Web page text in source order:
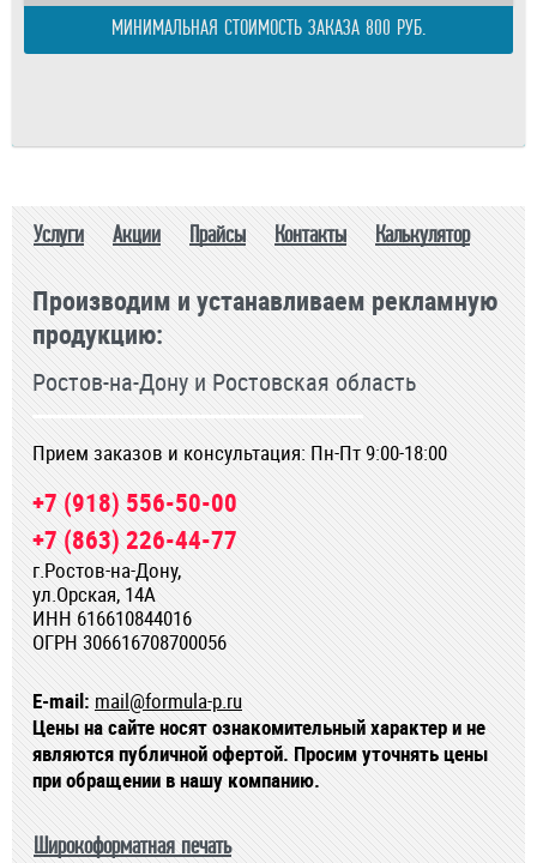
МИНИМАЛЬНАЯ СТОИМОСТЬ ЗАКАЗА 800 РУБ.
Услуги Акции Прайсы Контакты Калькулятор
Производим и устанавливаем рекламную
продукцию:
Ростов-на-Дону и Ростовская область
Прием заказов и консультация: Пн-Пт 9:00-18:00
+7 (918) 556-50-00
+7 (863) 226-44-77
г.Ростов-на-Дону,
ул.Орская, 14А
ИНН 616610844016
ОГРН 306616708700056
E-mail: mail@formula-p.ru
Цены на сайте носят ознакомительный характер и не
являются публичной офертой. Просим уточнять цены
при обращении в нашу компанию.
Широкоформатная печать